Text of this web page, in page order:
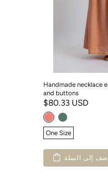
Handmade necklace
and buttons
$80.33 USD
One Size
إلى السلة